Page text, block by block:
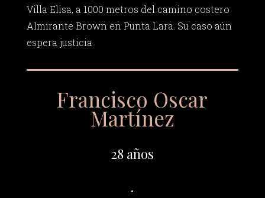
Villa Elisa, a 1000 metros del camino costero
Almirante Brown en Punta Lara. Su caso aún
espera justicia
Francisco Oscar
Martínez
28 años
.